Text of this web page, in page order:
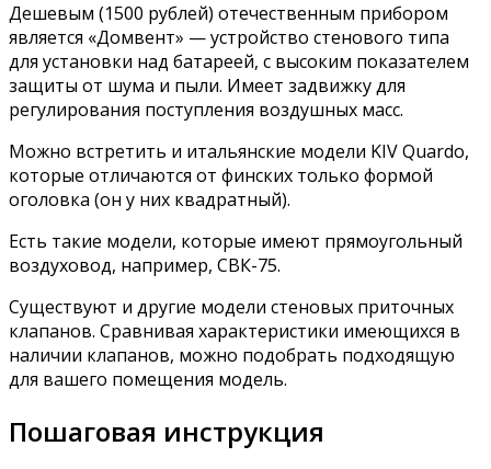
Дешевым (1500 рублей) отечественным прибором
является «Домвент» — устройство стенового типа
для установки над батареей, с высоким показателем
защиты от шума и пыли. Имеет задвижку для
регулирования поступления воздушных масс.
Можно встретить и итальянские модели KIV Quardo,
которые отличаются от финских только формой
оголовка (он у них квадратный).
Есть такие модели, которые имеют прямоугольный
воздуховод, например, СВК-75.
Существуют и другие модели стеновых приточных
клапанов. Сравнивая характеристики имеющихся в
наличии клапанов, можно подобрать подходящую
для вашего помещения модель.
Пошаговая инструкция